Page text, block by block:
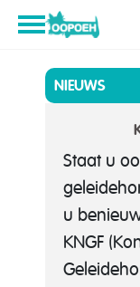
NIEUWS
Staat u
u
KNGF